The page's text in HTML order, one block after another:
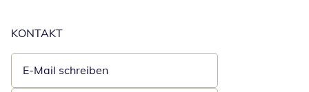
KONTAKT
E-Mail schreiben
Öffnet E-Mail-Client